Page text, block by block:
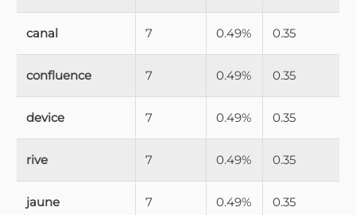
canal 7 0.49% 0.35
confluence 7 0.49% 0.35
device 7 0.49% 0.35
rive 7 0.49% 0.35
jaune 7 0.49% 0.35